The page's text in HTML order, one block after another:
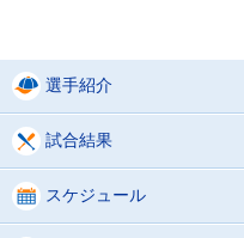
選手紹介
試合結果
スケジュール